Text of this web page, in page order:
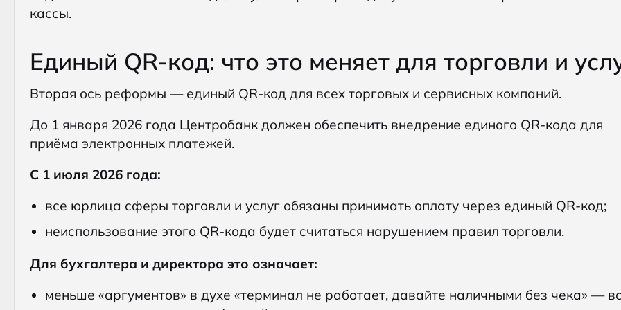
кассы.
Единый QR-код: что это меняет для торговли и
Вторая ось реформы — единый QR-код для всех торговых и сервисных компаний.
До 1 января 2026 года Центробанк должен обеспечить внедрение единого QR-кода для
приёма электронных платежей.
С 1 июля 2026 года:
все юрлица сферы торговли и услуг обязаны принимать оплату через единый QR-код;
неиспользование этого QR-кода будет считаться нарушением правил торговли.
Для бухгалтера и директора это означает:
меньше «аргументов» в духе «терминал не работает, давайте наличными без чека» —